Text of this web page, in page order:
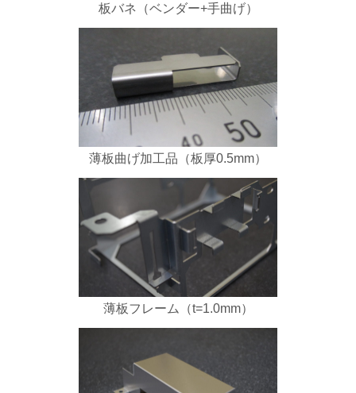
板バネ（ベンダー+手曲げ）
薄板曲げ加工品（板厚0.5mm）
薄板フレーム（t=1.0mm）